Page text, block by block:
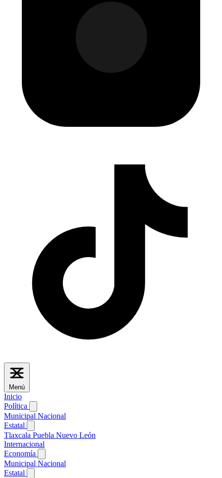
Menú
Inicio
Política
Municipal Nacional
Estatal
Tlaxcala Puebla Nuevo León
Internacional
Economía
Municipal Nacional
Estatal